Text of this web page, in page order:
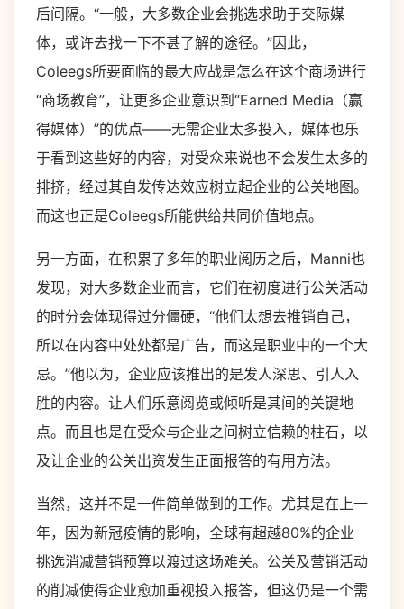
后间隔。“一般，大多数企业会挑选求助于交际媒
体，或许去找一下不甚了解的途径。”因此，
Coleegs所要面临的最大应战是怎么在这个商场进行
“商场教育”，让更多企业意识到“Earned Media （赢
得媒体）”的优点——无需企业太多投入，媒体也乐
于看到这些好的内容，对受众来说也不会发生太多的
排挤，经过其自发传达效应树立起企业的公关地图。
而这也正是Coleegs所能供给共同价值地点。
另一方面，在积累了多年的职业阅历之后，Manni也
发现，对大多数企业而言，它们在初度进行公关活动
的时分会体现得过分僵硬，“他们太想去推销自己，
所以在内容中处处都是广告，而这是职业中的一个大
忌。”他以为，企业应该推出的是发人深思、引人入
胜的内容。让人们乐意阅览或倾听是其间的关键地
点。而且也是在受众与企业之间树立信赖的柱石，以
及让企业的公关出资发生正面报答的有用方法。
当然，这并不是一件简单做到的工作。尤其是在上一
年，因为新冠疫情的影响，全球有超越80%的企业
挑选消减营销预算以渡过这场难关。公关及营销活动
的削减使得企业愈加重视投入报答，但这仍是一个需